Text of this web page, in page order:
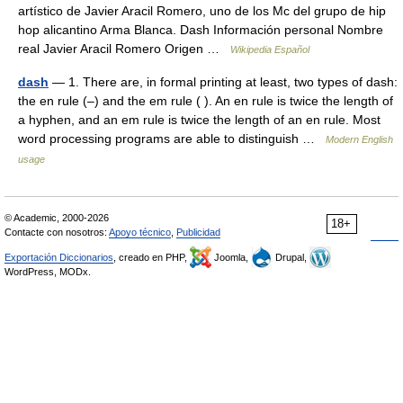
artístico de Javier Aracil Romero, uno de los Mc del grupo de hip
hop alicantino Arma Blanca. Dash Información personal Nombre
real Javier Aracil Romero Origen …
Wikipedia Español
dash — 1. There are, in formal printing at least, two types of dash:
the en rule (–) and the em rule ( ). An en rule is twice the length of
a hyphen, and an em rule is twice the length of an en rule. Most
word processing programs are able to distinguish …
Modern English
usage
18+
© Academic, 2000-2026
Contacte con nosotros: Apoyo técnico Publicidad
Exportación Diccionarios , creado en PHP, Joomla,
Drupal,
WordPress, MODx.